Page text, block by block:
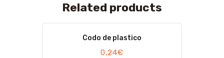
Related products
Codo de plastico
0,24€